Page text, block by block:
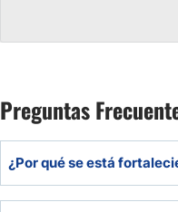
Preguntas
¿Por qué se está